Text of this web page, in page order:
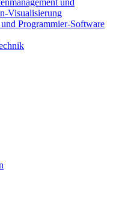
Visualisierung
Programmier-Software